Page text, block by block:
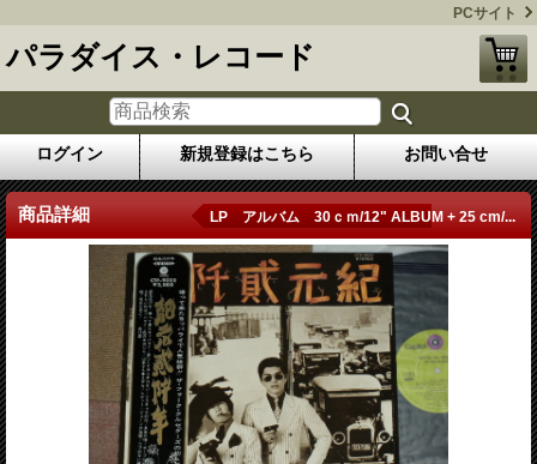
PCサイト
パラダイス・レコード
ログイン 新規登録はこちら お問い合せ
商品詳細 LP アルバム 30ｃｍ/12" ALBUM + 25 cm/...